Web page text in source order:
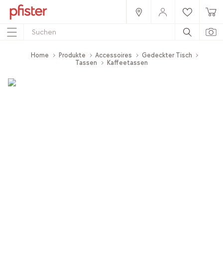
Home Produkte Accessoires
Gedeckter Tisch
Tassen
Kaffeetassen